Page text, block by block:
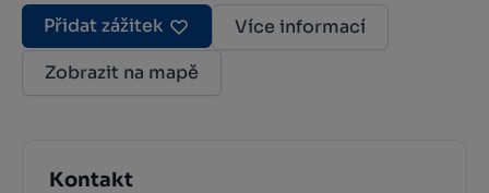
Přidat zážitek
Více informací
Zobrazit na mapě
Kontakt